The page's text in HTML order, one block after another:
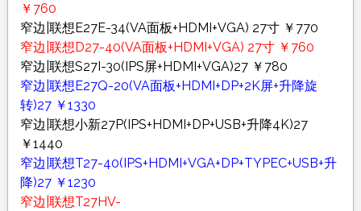
￥760
窄边|联想E27E-34(VA面板+HDMI+VGA) 27寸 ￥770
窄边|联想D27-40(VA面板+HDMI+VGA) 27寸 ￥760
窄边|联想S27I-30(IPS屏+HDMI+VGA)27 ￥780
窄边|联想E27Q-20(VA面板+HDMI+DP+2K屏+升降旋
转)27 ￥1330
窄边|联想小新27P(IPS+HDMI+DP+USB+升降4K)27
￥1440
窄边|联想T27-40(IPS+HDMI+VGA+DP+TYPEC+USB+升
降)27 ￥1230
窄边|联想T27HV-